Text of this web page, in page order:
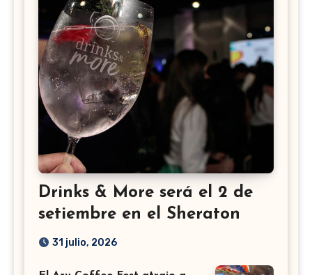
Drinks & More será el 2 de
setiembre en el Sheraton
31 julio, 2026